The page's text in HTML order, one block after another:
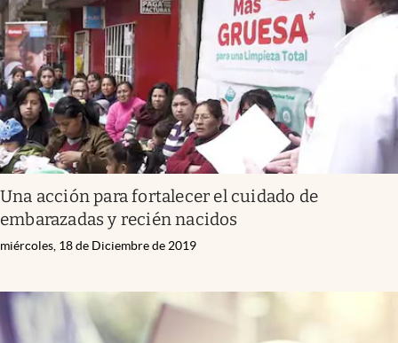
Una acción para fortalecer el cuidado de
embarazadas y recién nacidos
miércoles, 18 de Diciembre de 2019